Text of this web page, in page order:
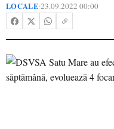
LOCALE•23.09.2022 00:00